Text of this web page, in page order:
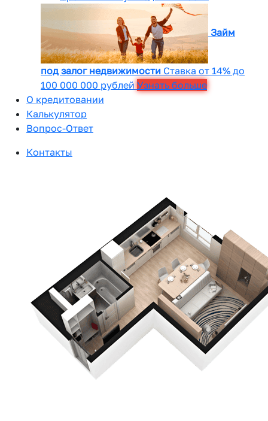
Займ
под залог недвижимости Ставка от 14% до
100 000 000 рублей Узнать больше
О кредитовании
Калькулятор
Вопрос-Ответ
Контакты